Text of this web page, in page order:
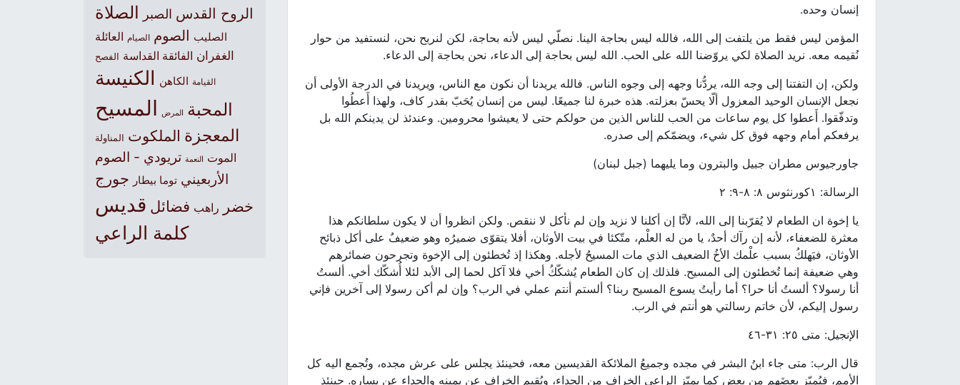
إنسان وحده.
المؤمن ليس فقط من يلتفت إلى الله، فالله ليس بحاجة الينا. نصلّي ليس لأنه بحاجة، لكن لنربح نحن، لنستفيد من حوار
نُقيمه معه. نريد الصلاة لكي يروّضنا الله على الحب. الله ليس بحاجة إلى الدعاء، نحن بحاجة إلى الدعاء.
ولكن، إن التفتنا إلى وجه الله، يردُّنا وجهه إلى وجوه الناس. فالله يريدنا أن نكون مع الناس، ويريدنا في الدرجة الأولى أن
نجعل الإنسان الوحيد المعزول ألّا يحسّ بعزلته. هذه خبرة لنا جميعًا. ليس من إنسان يُحَبّ بقدر كاف، ولهذا أَعطُوا
وتدفّقوا. أَعطوا كل يوم ساعات من الحب للناس الذين من حولكم حتى لا يعيشوا محرومين. وعندئذ لن يدينكم الله بل
يرفعكم أمام وجهه فوق كل شيء، ويضمّكم إلى صدره.
جاورجيوس مطران جبيل والبترون وما يليهما (جبل لبنان)
الرسالة: ١كورنثوس ٨: ٨-٩: ٢
يا إخوة ان الطعام لا يُقرّبنا إلى الله، لأنَّا إن أكلنا لا نزيد وإن لم نأكل لا ننقص. ولكن انظروا أن لا يكون سلطانكم هذا
معثرة للضعفاء، لأنه إن رآك أحدٌ، يا من له العلْم، متّكئا في بيت الأوثان، أفلا يتقوّى ضميرُه وهو ضعيفٌ على أكل ذبائح
الأوثان، فيَهلكُ بسبب علْمك الأخُ الضعيف الذي مات المسيحُ لأجله. وهكذا إذ تُخطئون إلى الإخوة وتجرحون ضمائرهم
وهي ضعيفة إنما تُخطئون إلى المسيح. فلذلك إن كان الطعام يُشكّكُ أخي فلا آكل لحما إلى الأبد لئلا أُشكّك أخي. ألستُ
أنا رسولا؟ ألستُ أنا حرا؟ أما رأيتُ يسوع المسيح ربنا؟ ألستم أنتم عملي في الرب؟ وإن لم أكن رسولا إلى آخرين فإني
رسول إليكم، لأن خاتم رسالتي هو أنتم في الرب.
الإنجيل: متى ٢٥: ٣١-٤٦
قال الرب: متى جاء ابنُ البشر في مجده وجميعُ الملائكة القديسين معه، فحينئذ يجلس على عرش مجده، وتُجمع اليه كل
الأمم، فيُميّز بعضَهم من بعض كما يميّز الراعي الخراف من الجداء، ويُقيم الخراف عن يمينه والجداء عن يساره. حينئذ
الروح القدس الصبر الصلاة
الصليب الصوم الصيام العائلة
الغفران الفائقة القداسة الفصح
القيامة الكاهن الكنيسة
المحبة المرض المسيح
المعجزة الملكوت المناولة
الموت النعمة تريودي - الصوم
الأربعيني توما بيطار جورج
خضر راهب فضائل قديس
كلمة الراعي